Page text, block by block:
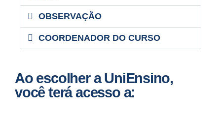
OBSERVAÇÃO
COORDENADOR DO CURSO
Ao escolher a UniEnsino,
você terá acesso a: